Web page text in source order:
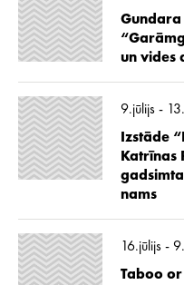
un vides
9.jūlijs -
Izstāde
Katrīnas
nams
16.jūlijs -
Taboo